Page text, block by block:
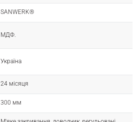
SANWERK®
МДФ.
Україна
24 місяця
300 мм